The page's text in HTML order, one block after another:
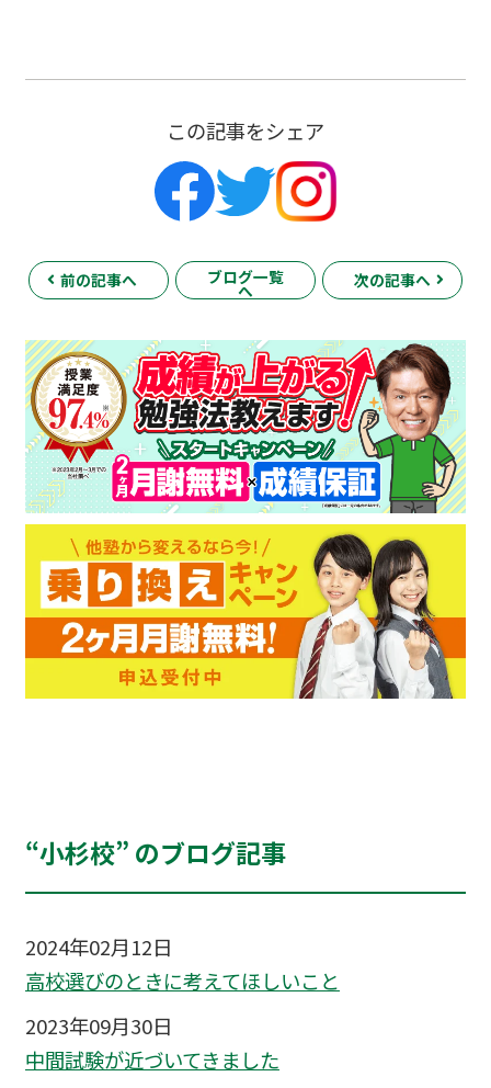
この記事をシェア
前の記事へ ブログ一覧
へ
次の記事へ
“小杉校” のブログ記事
2024年02月12日
高校選びのときに考えてほしいこと
2023年09月30日
中間試験が近づいてきました